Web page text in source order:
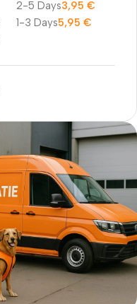
2-5 Days3,95€
1-3 Days5,95€